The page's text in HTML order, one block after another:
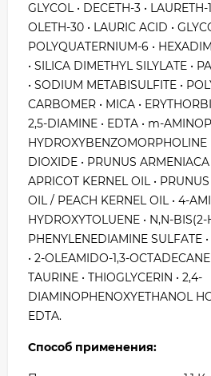
GLYCOL • DECETH-3 •
OLETH-30 • LAURIC ACID •
POLYQUATERNIUM-6 •
• SILICA DIMETHYL SILYLATE •
• SODIUM METABISULFITE •
CARBOMER • MICA •
2,5-DIAMINE • EDTA • m-
HYDROXYBENZOMORPHOLINE
DIOXIDE • PRUNUS
APRICOT KERNEL OIL •
OIL / PEACH KERNEL OIL • 4-
HYDROXYTOLUENE • N,N-
PHENYLENEDIAMINE SULFATE
• 2-OLEAMIDO-1,3-
TAURINE • THIOGLYCERIN • 2,4-
DIAMINOPHENOXYETHANOL
EDTA.
Способ применения: